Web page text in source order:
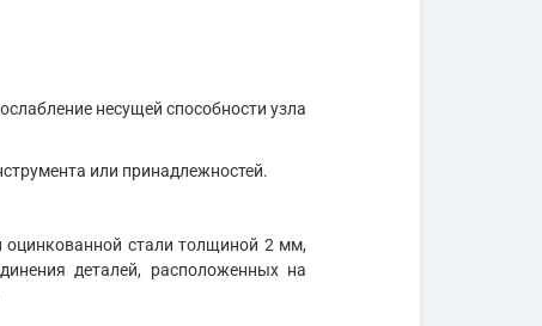
несущей способности узла
или принадлежностей.
оцинкованной стали толщиной 2 мм,
деталей, расположенных на